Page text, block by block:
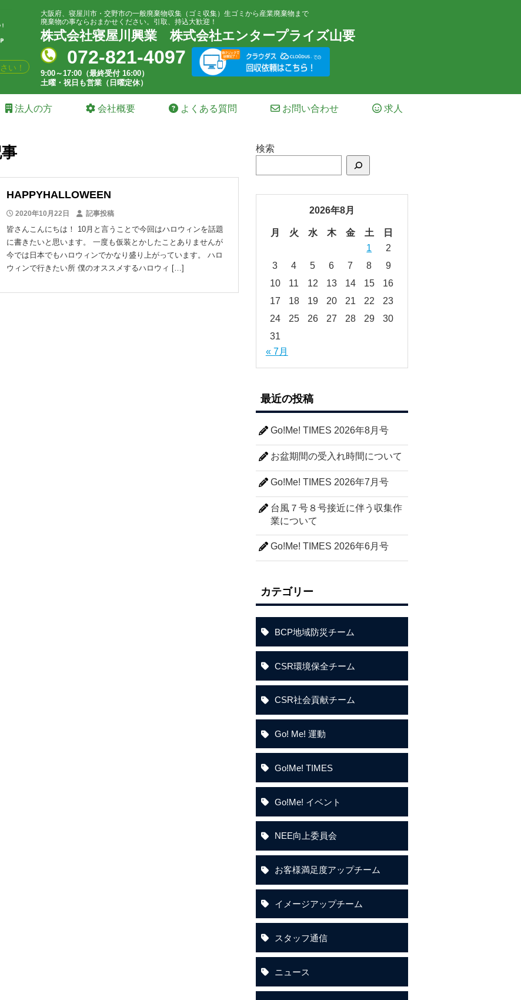
い！
大阪府、寝屋川市・交野市の一般廃棄物収集（ゴミ収集）生ゴミから産業廃棄物まで
廃棄物の事ならおまかせください。引取、持込大歓迎！
株式会社寝屋川興業株式会社エンタープライズ山要
072-821-4097
9:00～17:00（最終受付 16:00）
土曜・祝日も営業（日曜定休）
法人の方 会社概要 よくある質問 お問い合わせ 求人
HAPPYHALLOWEEN
2020年10月22日 記事投稿
皆さんこんにちは！ 10月と言うことで今回はハロウィンを話題
に書きたいと思います。 一度も仮装とかしたことありませんが
今では日本でもハロウィンでかなり盛り上がっています。 ハロ
ウィンで行きたい所 僕のオススメするハロウィ […]
検索
2026年8月
月 火 水 木 金 土
日
1
2
3
4 5 6 7 8
9
10
11 12 13 14 15
16
17
18 19 20 21 22
23
24
25 26 27 28 29
30
31
« 7月
最近の投稿
Go!Me! TIMES 2026年8月号
お盆期間の受入れ時間について
Go!Me! TIMES 2026年7月号
台風７号８号接近に伴う収集作
業について
Go!Me! TIMES 2026年6月号
カテゴリー
BCP地域防災チーム
CSR環境保全チーム
CSR社会貢献チーム
Go! Me! 運動
Go!Me! TIMES
Go!Me! イベント
NEE向上委員会
お客様満足度アップチーム
イメージアップチーム
スタッフ通信
ニュース